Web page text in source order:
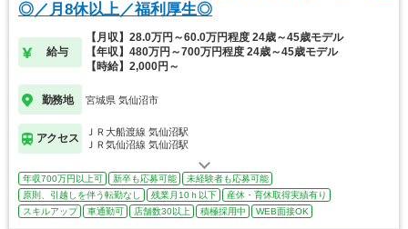
◎／月8休以上／福利厚生◎
給与
【月収】28.0万円～60.0万円程度 24歳～45歳モデル
【年収】480万円～700万円程度 24歳～45歳モデル
【時給】2,000円～
勤務地 宮城県 気仙沼市
アクセス
ＪＲ大船渡線 気仙沼駅
ＪＲ気仙沼線 気仙沼駅
年収700万円以上可 新卒も応募可能
未経験者も応募可能
原則、引越しを伴う転勤なし
残業月10ｈ以下
産休・育休取得実績有り
スキルアップ
車通勤可 店舗数30以上 積極採用中 WEB面接OK